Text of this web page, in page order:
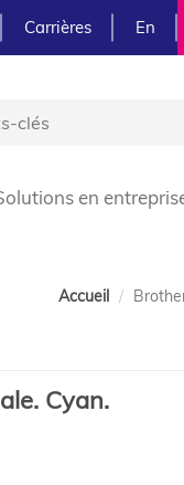
Carrières En
en
Accueil
Cyan.